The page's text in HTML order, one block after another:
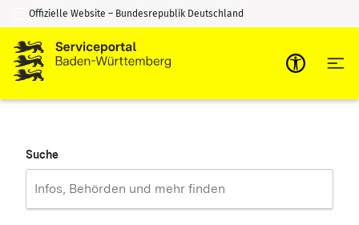
Zum Inhalt springen
Zur Suche springen
Offizielle Website – Bundesrepublik Deutschland
Suche